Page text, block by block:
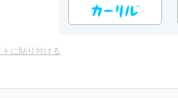
トに貼り付ける